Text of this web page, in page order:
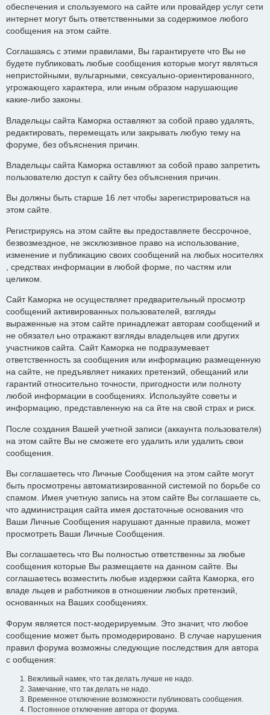
обеспечения и спользуемого на сайте или провайдер услуг сети
интернет могут быть ответственными за содержимое любого
сообщения на этом сайте.
Соглашаясь с этими правилами, Вы гарантируете что Вы не
будете публиковать любые сообщения которые могут являться
непристойными, вульгарными, сексуально-ориентированного,
угрожающего характера, или иным образом нарушающие
какие-либо законы.
Владельцы сайта Каморка оставляют за собой право удалять,
редактировать, перемещать или закрывать любую тему на
форуме, без объяснения причин.
Владельцы сайта Каморка оставляют за собой право запретить
пользователю доступ к сайту без объяснения причин.
Вы должны быть старше 16 лет чтобы зарегистрироваться на
этом сайте.
Регистрируясь на этом сайте вы предоставляете бессрочное,
безвозмездное, не эксклюзивное право на использование,
изменение и публикацию своих сообщений на любых носителях
, средствах информации в любой форме, по частям или
целиком.
Сайт Каморка не осуществляет предварительный просмотр
сообщений активированных пользователей, взгляды
выраженные на этом сайте принадлежат авторам сообщений и
не обязател ьно отражают взгляды владельцев или других
участников сайта. Сайт Каморка не подразумевает
ответственность за сообщения или информацию размещенную
на сайте, не предъявляет никаких претензий, обещаний или
гарантий относительно точности, пригодности или полноту
любой информации в сообщениях. Используйте советы и
информацию, представленную на са йте на свой страх и риск.
После создания Вашей учетной записи (аккаунта пользователя)
на этом сайте Вы не сможете его удалить или удалить свои
сообщения.
Вы соглашаетесь что Личные Сообщения на этом сайте могут
быть просмотрены автоматизированной системой по борьбе со
спамом. Имея учетную запись на этом сайте Вы соглашаете сь,
что администрация сайта имея достаточные основания что
Ваши Личные Сообщения нарушают данные правила, может
просмотреть Ваши Личные Сообщения.
Вы соглашаетесь что Вы полностью ответственны за любые
сообщения которые Вы размещаете на данном сайте. Вы
соглашаетесь возместить любые издержки сайта Каморка, его
владе льцев и работников в отношении любых претензий,
основанных на Ваших сообщениях.
Форум является пост-модерируемым. Это значит, что любое
сообщение может быть промодерировано. В случае нарушения
правил форума возможны следующие последствия для автора
с ообщения:
Вежливый намек, что так делать лучше не надо.
Замечание, что так делать не надо.
Временное отключение возможности публиковать сообщения.
Постоянное отключение автора от форума.